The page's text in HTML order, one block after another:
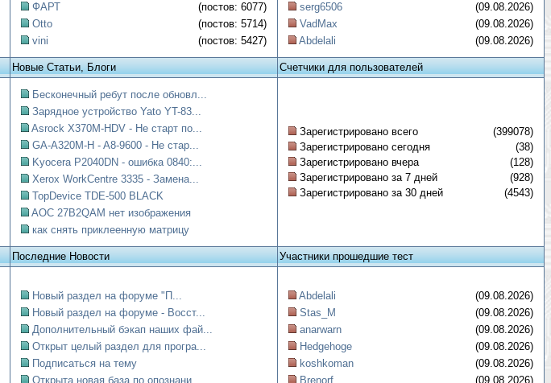
ФАРТ
(постов: 6077)
Otto
(постов: 5714)
vini
(постов: 5427)
serg6506
(09.08.2026)
VadMax
(09.08.2026)
Abdelali
(09.08.2026)
Новые Статьи, Блоги Счетчики для пользователей
Бесконечный ребут после обновл...
Зарядное устройство Yato YT-83...
Asrock X370M-HDV - Не старт по...
GA-A320M-H - A8-9600 - Не стар...
Kyocera P2040DN - ошибка 0840:...
Xerox WorkCentre 3335 - Замена...
TopDevice TDE-500 BLACK
AOC 27B2QAM нет изображения
как снять приклеенную матрицу
Зарегистрировано всего
(399078)
Зарегистрировано сегодня
(38)
Зарегистрировано вчера
(128)
Зарегистрировано за 7 дней
(928)
Зарегистрировано за 30 дней
(4543)
Последние Новости Участники прошедшие тест
Новый раздел на форуме "П...
Новый раздел на форуме - Восст...
Дополнительный бэкап наших фай...
Открыт целый раздел для програ...
Подписаться на тему
Открыта новая база по опознани...
Abdelali
(09.08.2026)
Stas_M
(09.08.2026)
anarwarn
(09.08.2026)
Hedgehoge
(09.08.2026)
koshkoman
(09.08.2026)
Brenorf
(09.08.2026)